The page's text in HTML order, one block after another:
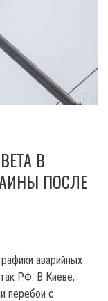
В
ПОСЛЕ
аварийных
РФ. В Киеве,
перебои с